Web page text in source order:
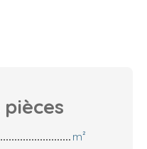
pièces
m²